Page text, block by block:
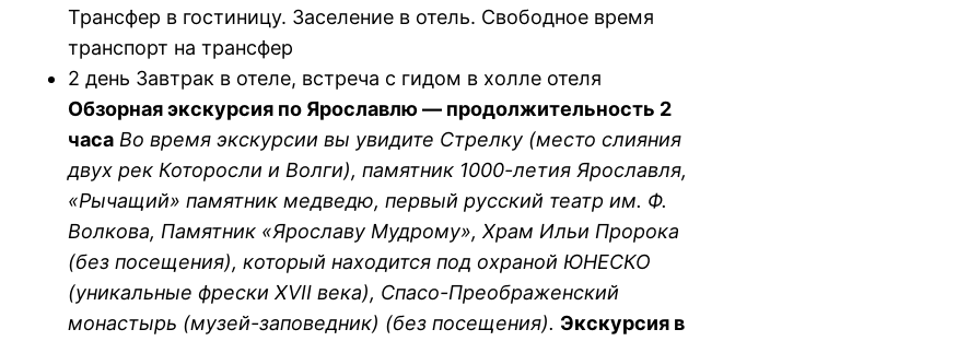
Трансфер в гостиницу. Заселение в отель. Свободное время
транспорт на трансфер
2 день Завтрак в отеле, встреча с гидом в холле отеля
Обзорная экскурсия по Ярославлю — продолжительность 2
часа Во время экскурсии вы увидите Стрелку (место слияния
двух рек Которосли и Волги), памятник 1000-летия Ярославля,
«Рычащий» памятник медведю, первый русский театр им. Ф.
Волкова, Памятник «Ярославу Мудрому», Храм Ильи Пророка
(без посещения), который находится под охраной ЮНЕСКО
(уникальные фрески XVII века), Спасо-Преображенский
монастырь (музей-заповедник) (без посещения). Экскурсия в